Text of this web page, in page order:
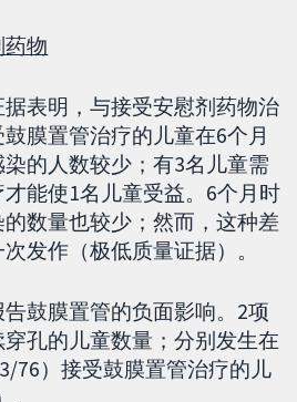
物
表明，与接受安慰剂药物治
膜置管治疗的儿童在6个月
的人数较少；有3名儿童需
能使1名儿童受益。6个月时
数量也较少；然而，这种差
发作（极低质量证据）。
鼓膜置管的负面影响。2项
孔的儿童数量；分别发生在
76）接受鼓膜置管治疗的儿